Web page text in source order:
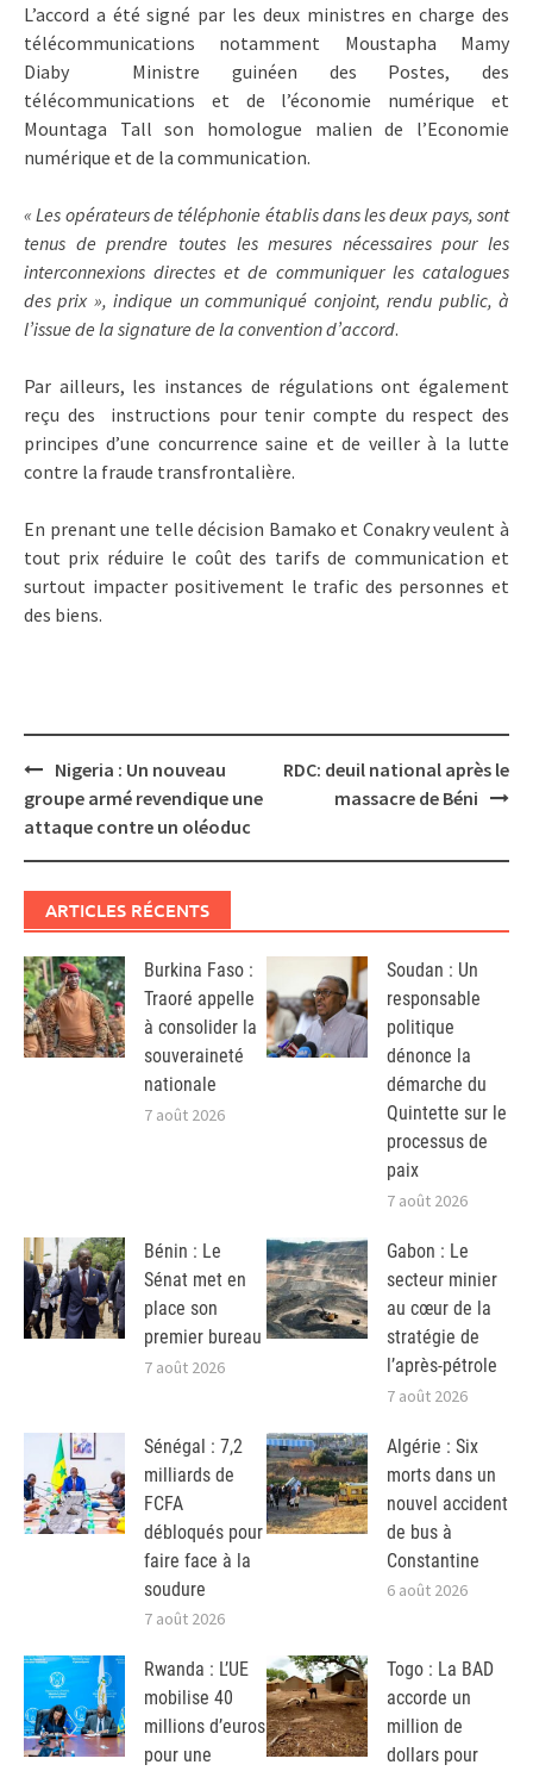
L’accord a été signé par les deux ministres en charge des
télécommunications notamment Moustapha Mamy
Diaby Ministre guinéen des Postes, des
télécommunications et de l’économie numérique et
Mountaga Tall son homologue malien de l’Economie
numérique et de la communication.
« Les opérateurs de téléphonie établis dans les deux pays, sont
tenus de prendre toutes les mesures nécessaires pour les
interconnexions directes et de communiquer les catalogues
des prix », indique un communiqué conjoint, rendu public, à
l’issue de la signature de la convention d’accord.
Par ailleurs, les instances de régulations ont également
reçu des instructions pour tenir compte du respect des
principes d’une concurrence saine et de veiller à la lutte
contre la fraude transfrontalière.
En prenant une telle décision Bamako et Conakry veulent à
tout prix réduire le coût des tarifs de communication et
surtout impacter positivement le trafic des personnes et
des biens.
Post
navigation
Nigeria : Un nouveau
groupe armé revendique une
attaque contre un oléoduc
RDC: deuil national après le
massacre de Béni
ARTICLES RÉCENTS
Burkina Faso :
Traoré appelle
à consolider la
souveraineté
nationale
7 août 2026
Soudan : Un
responsable
politique
dénonce la
démarche du
Quintette sur le
processus de
paix
7 août 2026
Bénin : Le
Sénat met en
place son
premier bureau
7 août 2026
Gabon : Le
secteur minier
au cœur de la
stratégie de
l’après-pétrole
7 août 2026
Sénégal : 7,2
milliards de
FCFA
débloqués pour
faire face à la
soudure
7 août 2026
Algérie : Six
morts dans un
nouvel accident
de bus à
Constantine
6 août 2026
Rwanda : L’UE
mobilise 40
millions d’euros
pour une
Togo : La BAD
accorde un
million de
dollars pour